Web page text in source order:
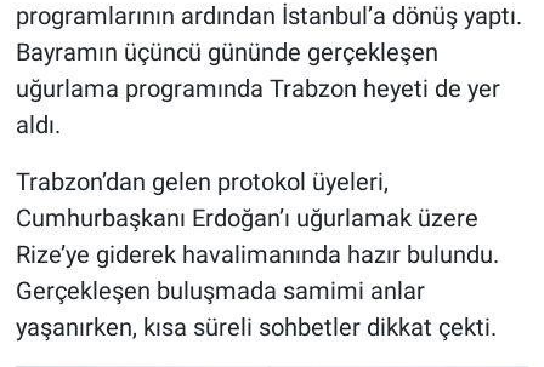
programlarının ardından İstanbul’a dönüş yaptı.
Bayramın üçüncü gününde gerçekleşen
uğurlama programında Trabzon heyeti de yer
aldı.
Trabzon’dan gelen protokol üyeleri,
Cumhurbaşkanı Erdoğan’ı uğurlamak üzere
Rize’ye giderek havalimanında hazır bulundu.
Gerçekleşen buluşmada samimi anlar
yaşanırken, kısa süreli sohbetler dikkat çekti.
SPOR
Bilim, Teknoloji